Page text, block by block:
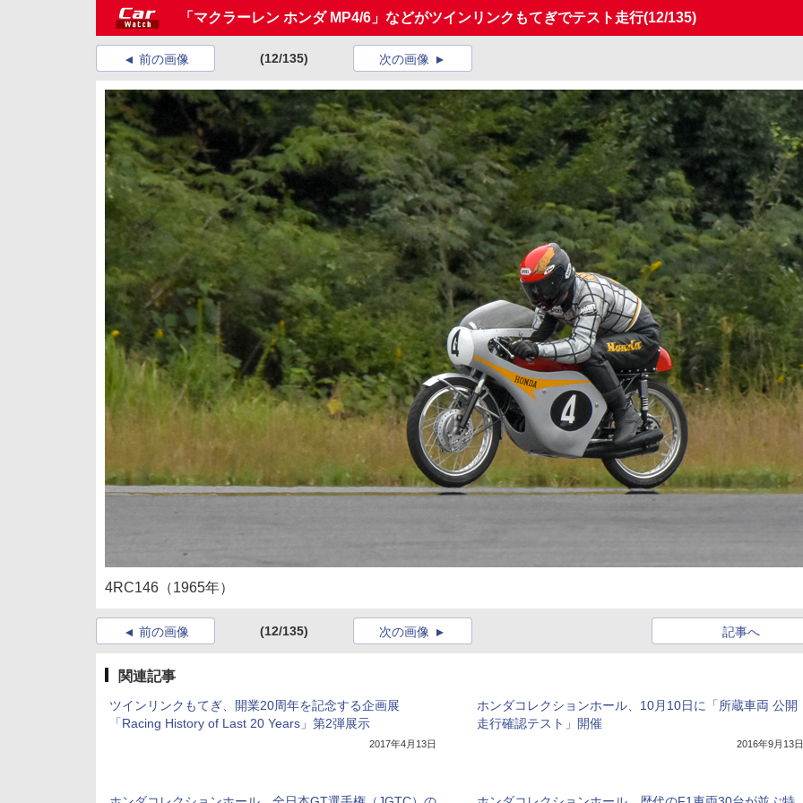
「マクラーレン ホンダ MP4/6」などがツインリンクもてぎでテスト走行(12/135)
前の画像 (12/135) 次の画像
4RC146（1965年）
前の画像 (12/135) 記事へ
次の画像
関連記事
ツインリンクもてぎ、開業20周年を記念する企画展
「Racing History of Last 20 Years」第2弾展示
2017年4月13日
ホンダコレクションホール、10月10日に「所蔵車両 公開
走行確認テスト」開催
2016年9月13日